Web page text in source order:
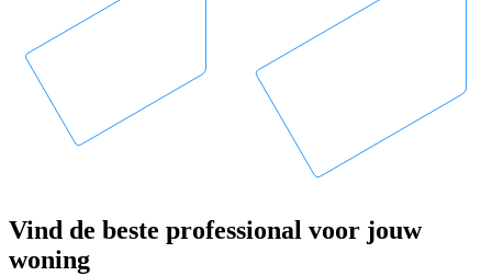
Vind de beste professional voor jouw
woning